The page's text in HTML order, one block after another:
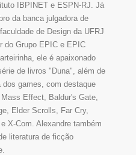
IBPINET e ESPN-RJ. Já
da banca julgadora de
de Design da UFRJ
do Grupo EPIC e EPIC
ele é apaixonado
de livros "Duna", além de
games, com destaque
Effect, Baldur's Gate,
Elder Scrolls, Far Cry,
X-Com. Alexandre também
literatura de ficção